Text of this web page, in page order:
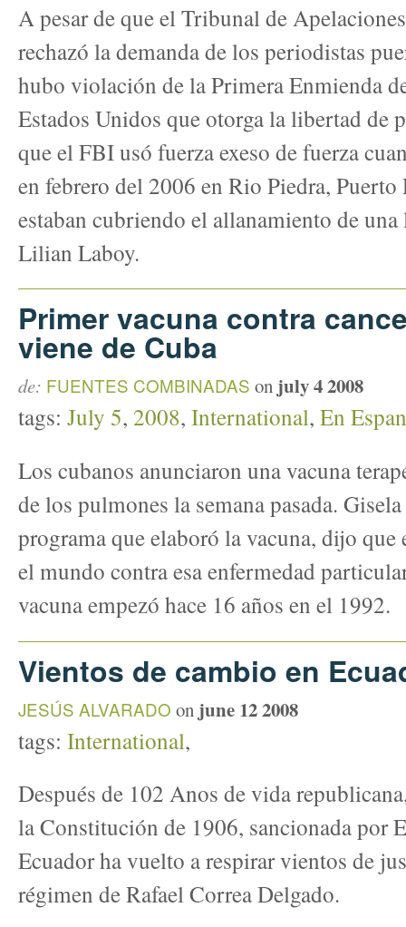
A pesar de que el Tribunal de
rechazó la demanda de los periodistas
hubo violación de la Primera Enmienda
Estados Unidos que otorga la libertad de
que el FBI usó fuerza exeso de fuerza
en febrero del 2006 en Rio Piedra,
estaban cubriendo el allanamiento de
Lilian Laboy.
Primer vacuna contra
viene de Cuba
de: FUENTES COMBINADAS on july 4 2008
tags: July 5, 2008, International, En
Los cubanos anunciaron una vacuna
de los pulmones la semana pasada.
programa que elaboró la vacuna, dijo que
el mundo contra esa enfermedad
vacuna empezó hace 16 años en el 1992.
Vientos de cambio en
JESÚS ALVARADO on june 12 2008
tags: International,
Después de 102 Anos de vida
la Constitución de 1906, sancionada por
Ecuador ha vuelto a respirar vientos de
régimen de Rafael Correa Delgado.